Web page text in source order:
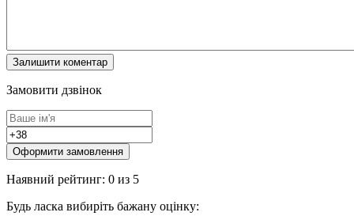
Замовити дзвінок
Оформити замовлення
Наявний рейтинг: 0 из 5
Будь ласка вибиріть бажану оцінку: